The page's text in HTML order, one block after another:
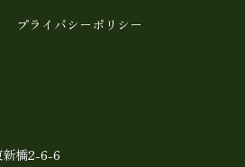
プライバシーポリシー
新橋2-6-6